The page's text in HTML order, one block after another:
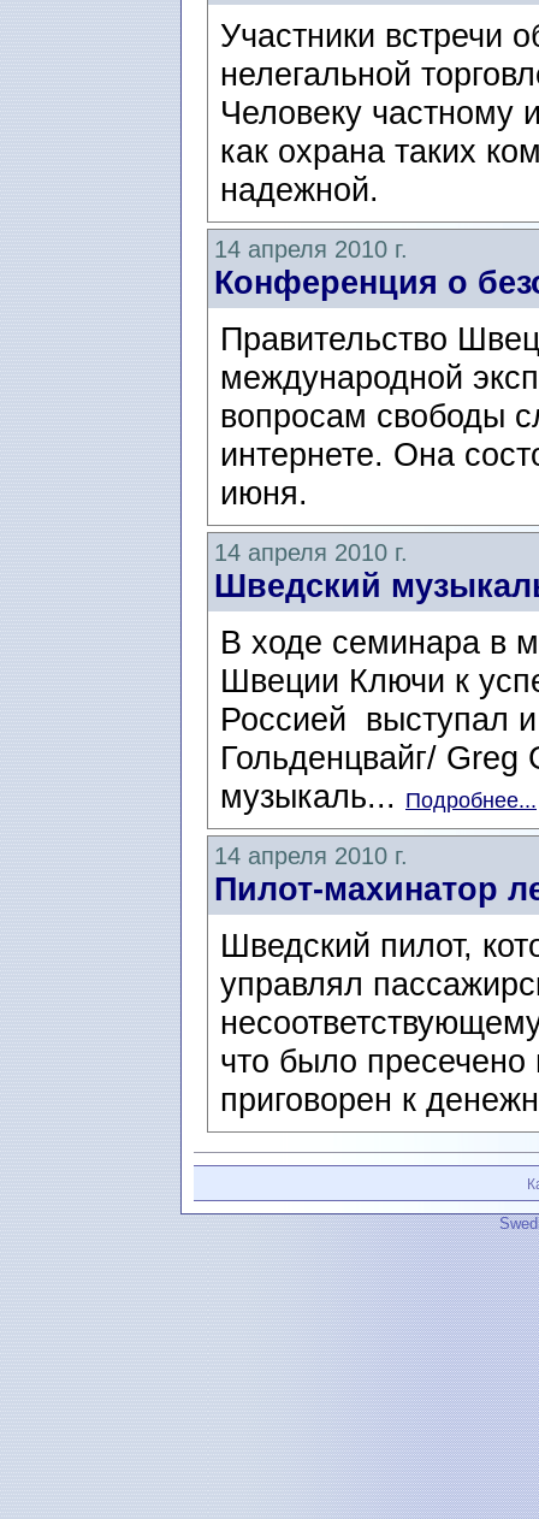
Участники встречи
нелегальной
Человеку частному
как охрана таких
надежной.
14 апреля 2010 г.
Конференция о
Правительство
международной
вопросам свободы
интернете. Она
июня.
14 апреля 2010 г.
Шведский
В ходе семинара в
Швеции Ключи к
Россией выступал
Гольденцвайг/ Greg
музыкаль... Подробнее...
14 апреля 2010 г.
Пилот-махинатор
Шведский пилот,
управлял
что было
приговорен к